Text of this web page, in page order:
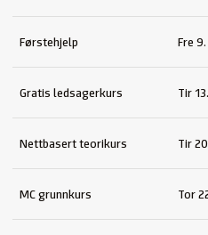
Førstehjelp Fre
Gratis ledsagerkurs Tir
Nettbasert teorikurs Tir
MC grunnkurs Tor